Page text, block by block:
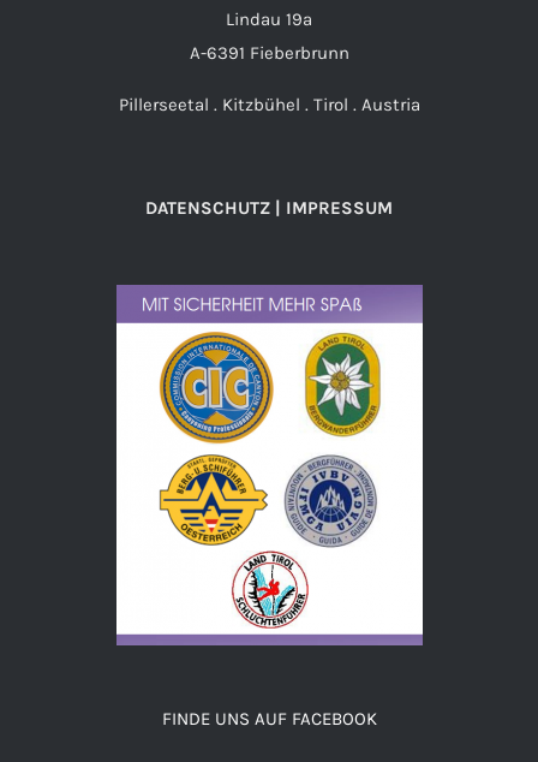
Lindau 19a
A-6391 Fieberbrunn
Pillerseetal . Kitzbühel . Tirol . Austria
DATENSCHUTZ | IMPRESSUM
FINDE UNS AUF FACEBOOK